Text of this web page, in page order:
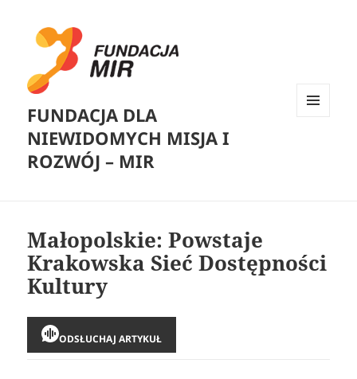
FUNDACJA DLA
NIEWIDOMYCH MISJA I
ROZWÓJ – MIR
Małopolskie: Powstaje
Krakowska Sieć Dostępności
Kultury
ODSŁUCHAJ ARTYKUŁ